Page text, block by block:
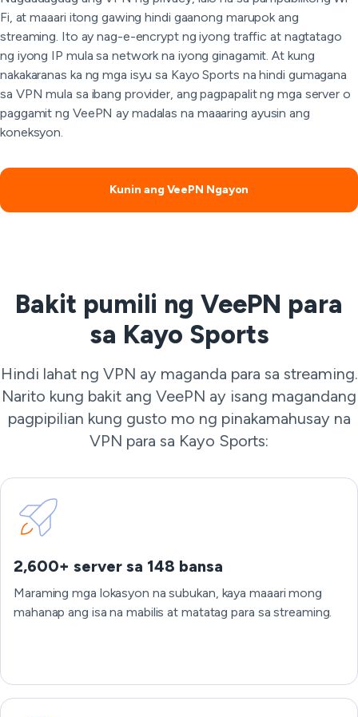
Fi, at maaari itong gawing hindi gaanong marupok ang
streaming. Ito ay nag-e-encrypt ng iyong traffic at nagtatago
ng iyong IP mula sa network na iyong ginagamit. At kung
nakakaranas ka ng mga isyu sa Kayo Sports na hindi gumagana
sa VPN mula sa ibang provider, ang pagpapalit ng mga server o
paggamit ng VeePN ay madalas na maaaring ayusin ang
koneksyon.
Kunin ang VeePN Ngayon
Bakit pumili ng VeePN para
sa Kayo Sports
Hindi lahat ng VPN ay maganda para sa streaming.
Narito kung bakit ang VeePN ay isang magandang
pagpipilian kung gusto mo ng pinakamahusay na
VPN para sa Kayo Sports:
2,600+ server sa 148 bansa
Maraming mga lokasyon na subukan, kaya maaari mong
mahanap ang isa na mabilis at matatag para sa streaming.